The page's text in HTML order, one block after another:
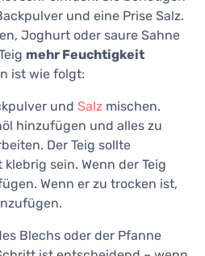
und eine Prise Salz.
Joghurt oder saure Sahne
mehr Feuchtigkeit
ist wie folgt:
und Salz mischen.
hinzufügen und alles zu
Der Teig sollte
sein. Wenn der Teig
Wenn er zu trocken ist,
Blechs oder der Pfanne